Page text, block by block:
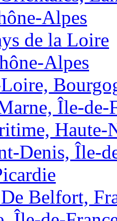
Alpes
de la Loire
Alpes
Île-de-
Haute-
Denis, Île-
Belfort,